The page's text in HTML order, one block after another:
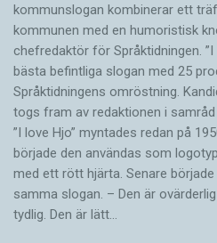
kommunslogan kombinerar ett
kommunen med en humoristisk
chefredaktör för Språktidningen.
bästa befintliga slogan med 25
Språktidningens omröstning.
togs fram av redaktionen i
”I love Hjo” myntades redan på
började den användas som
med ett rött hjärta. Senare
samma slogan. – Den är
tydlig. Den är lätt…